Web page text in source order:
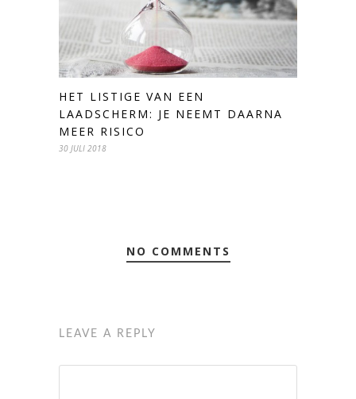
HET LISTIGE VAN EEN
LAADSCHERM: JE NEEMT DAARNA
MEER RISICO
30 JULI 2018
NO COMMENTS
LEAVE A REPLY